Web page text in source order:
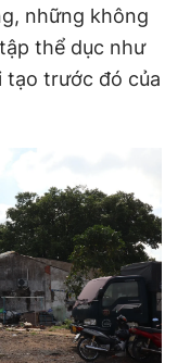
ngày 24.3.2020
Niên. Cấm sao
chấp thuận bằng văn
những không
thể dục như
tạo trước đó của